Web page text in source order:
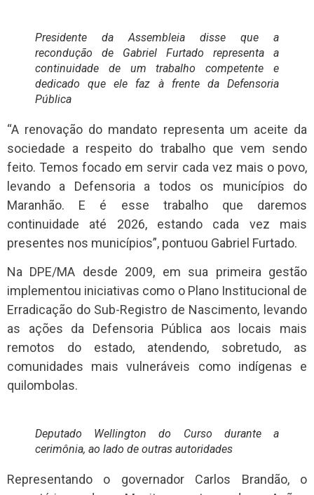
Presidente da Assembleia disse que a
recondução de Gabriel Furtado representa a
continuidade de um trabalho competente e
dedicado que ele faz à frente da Defensoria
Pública
“A renovação do mandato representa um aceite da
sociedade a respeito do trabalho que vem sendo
feito. Temos focado em servir cada vez mais o povo,
levando a Defensoria a todos os municípios do
Maranhão. E é esse trabalho que daremos
continuidade até 2026, estando cada vez mais
presentes nos municípios”, pontuou Gabriel Furtado.
Na DPE/MA desde 2009, em sua primeira gestão
implementou iniciativas como o Plano Institucional de
Erradicação do Sub-Registro de Nascimento, levando
as ações da Defensoria Pública aos locais mais
remotos do estado, atendendo, sobretudo, as
comunidades mais vulneráveis como indígenas e
quilombolas.
Deputado Wellington do Curso durante a
cerimônia, ao lado de outras autoridades
Representando o governador Carlos Brandão, o